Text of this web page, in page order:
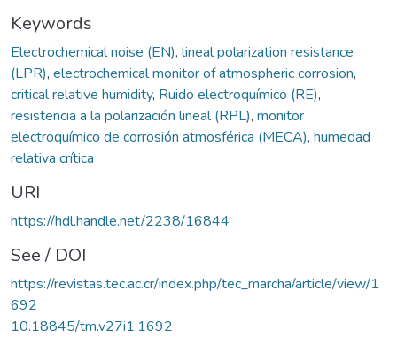
Keywords
Electrochemical noise (EN), lineal polarization resistance
(LPR), electrochemical monitor of atmospheric corrosion,
critical relative humidity, Ruido electroquímico (RE),
resistencia a la polarización lineal (RPL), monitor
electroquímico de corrosión atmosférica (MECA), humedad
relativa crítica
URI
https://hdl.handle.net/2238/16844
See / DOI
https://revistas.tec.ac.cr/index.php/tec_marcha/article/view/1
692
10.18845/tm.v27i1.1692